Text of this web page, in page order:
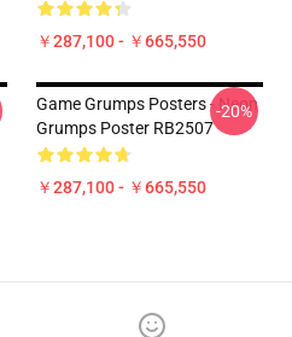
￥287,100 - ￥665,550
Game Grumps Posters - Neon
Grumps Poster RB2507
￥287,100 - ￥665,550
-20%